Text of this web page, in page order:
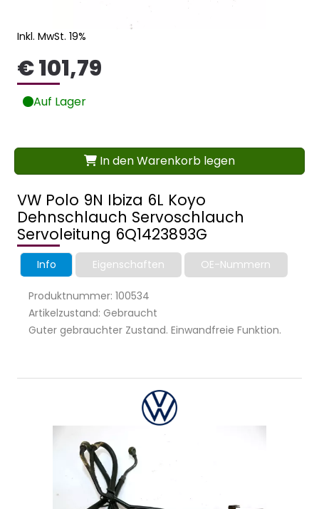
VW Polo 9N Ibiza 6L Koyo
Dehnschlauch Servoschlauch
Servoleitung 6Q1423893G
Info Eigenschaften OE-Nummern
Produktnummer: 100534
Artikelzustand: Gebraucht
Guter gebrauchter Zustand. Einwandfreie Funktion.
Inkl. MwSt. 19%
€ 101,79
Auf Lager
In den Warenkorb legen